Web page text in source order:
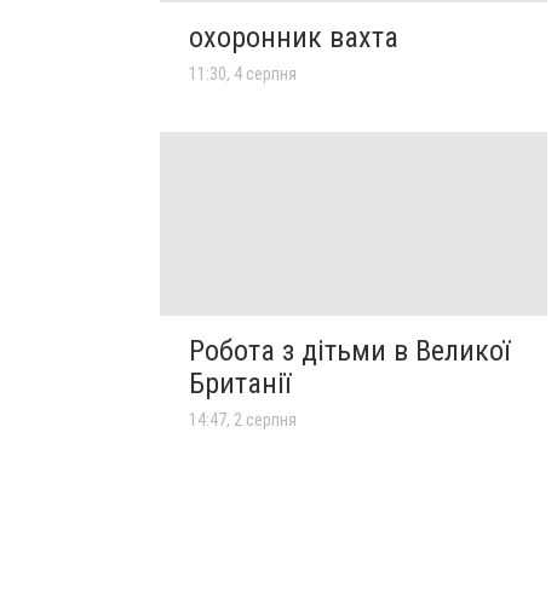
охоронник вахта
11:30, 4 серпня
Робота з дітьми в Великої
Британії
14:47, 2 серпня